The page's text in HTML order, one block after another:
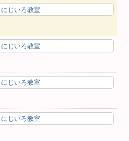
じいろ教室
じいろ教室
じいろ教室
じいろ教室